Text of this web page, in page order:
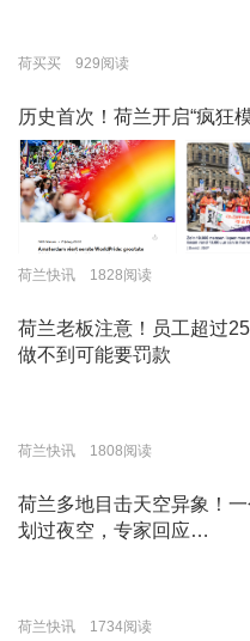
荷买买 929阅读
历史首次！荷兰开启“疯狂
荷兰快讯 1828阅读
荷兰老板注意！员工超过
做不到可能要罚款
荷兰快讯 1808阅读
荷兰多地目击天空异象！
划过夜空，专家回应…
荷兰快讯 1734阅读